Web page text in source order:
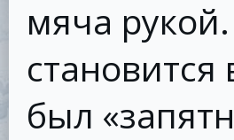
мяча
становится
был